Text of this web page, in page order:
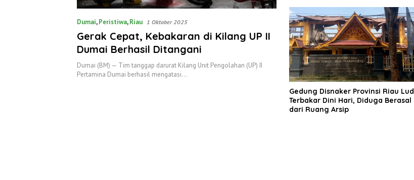
Dumai,Peristiwa,Riau 1 Oktober 2025
Gerak Cepat, Kebakaran di Kilang UP II
Dumai Berhasil Ditangani
Dumai (BM) — Tim tanggap darurat Kilang Unit Pengolahan (UP) II
Pertamina Dumai berhasil mengatasi…
Gedung Disnaker Provinsi Riau
Terbakar Dini Hari, Diduga Berasal
dari Ruang Arsip